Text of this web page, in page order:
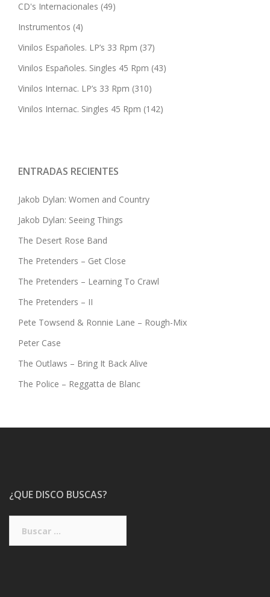
CD's Internacionales (49)
Instrumentos (4)
Vinilos Españoles. LP’s 33 Rpm (37)
Vinilos Españoles. Singles 45 Rpm (43)
Vinilos Internac. LP’s 33 Rpm (310)
Vinilos Internac. Singles 45 Rpm (142)
ENTRADAS RECIENTES
Jakob Dylan: Women and Country
Jakob Dylan: Seeing Things
The Desert Rose Band
The Pretenders – Get Close
The Pretenders – Learning To Crawl
The Pretenders – II
Pete Towsend & Ronnie Lane – Rough-Mix
Peter Case
The Outlaws – Bring It Back Alive
The Police – Reggatta de Blanc
¿QUE DISCO BUSCAS?